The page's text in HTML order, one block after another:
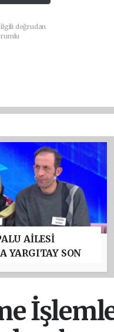
ilgili doğrudan
AİLESİ
YARGITAY SON